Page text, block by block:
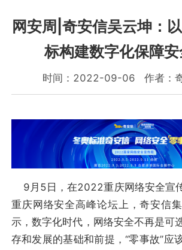
网安周|奇安信吴云坤：
标构建数字化保障
时间：2022-09-06 作者：
9月5日，在2022重庆网络安全宣
重庆网络安全高峰论坛上，奇安信
示，数字化时代，网络安全不再是可
存和发展的基础和前提，“零事故”应